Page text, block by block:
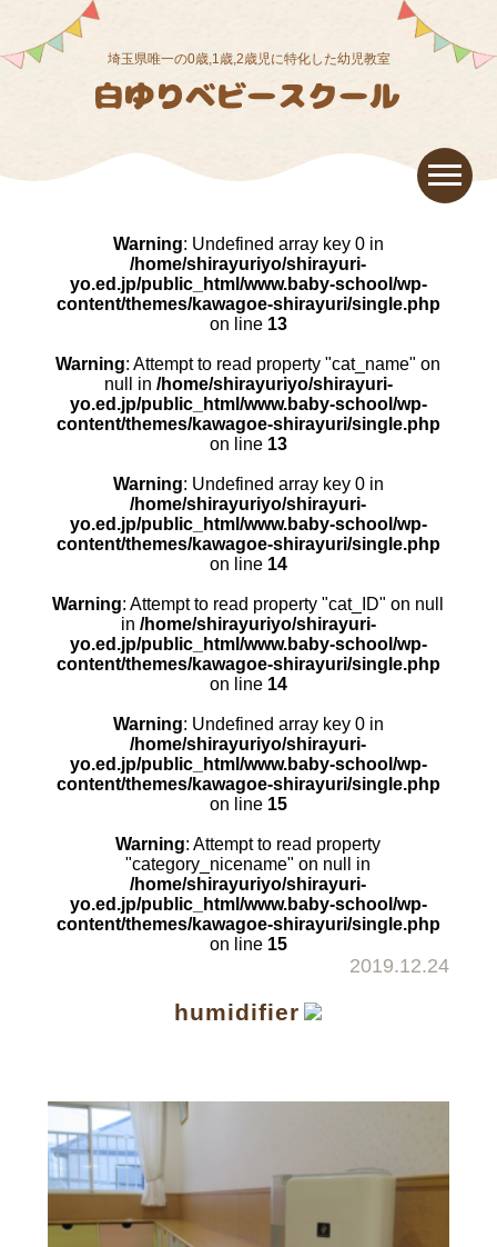
埼玉県唯一の0歳,1歳,2歳児に特化した幼児教室
Warning: Undefined array key 0 in
/home/shirayuriyo/shirayuri-
yo.ed.jp/public_html/www.baby-school/wp-
content/themes/kawagoe-shirayuri/single.php
on line 13
Warning: Attempt to read property "cat_name" on
null in /home/shirayuriyo/shirayuri-
yo.ed.jp/public_html/www.baby-school/wp-
content/themes/kawagoe-shirayuri/single.php
on line 13
Warning: Undefined array key 0 in
/home/shirayuriyo/shirayuri-
yo.ed.jp/public_html/www.baby-school/wp-
content/themes/kawagoe-shirayuri/single.php
on line 14
Warning: Attempt to read property "cat_ID" on null
in /home/shirayuriyo/shirayuri-
yo.ed.jp/public_html/www.baby-school/wp-
content/themes/kawagoe-shirayuri/single.php
on line 14
Warning: Undefined array key 0 in
/home/shirayuriyo/shirayuri-
yo.ed.jp/public_html/www.baby-school/wp-
content/themes/kawagoe-shirayuri/single.php
on line 15
Warning: Attempt to read property
"category_nicename" on null in
/home/shirayuriyo/shirayuri-
yo.ed.jp/public_html/www.baby-school/wp-
content/themes/kawagoe-shirayuri/single.php
on line 15
2019.12.24
humidifier